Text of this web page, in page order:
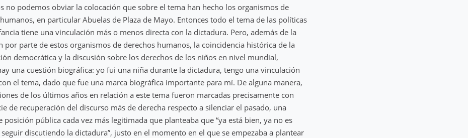
no podemos obviar la colocación que sobre el tema han hecho los organismos de
en particular Abuelas de Plaza de Mayo. Entonces todo el tema de las políticas
tiene una vinculación más o menos directa con la dictadura. Pero, además de la
por parte de estos organismos de derechos humanos, la coincidencia histórica de la
democrática y la discusión sobre los derechos de los niños en nivel mundial,
una cuestión biográfica: yo fui una niña durante la dictadura, tengo una vinculación
el tema, dado que fue una marca biográfica importante para mí. De alguna manera,
de los últimos años en relación a este tema fueron marcadas precisamente con
de recuperación del discurso más de derecha respecto a silenciar el pasado, una
posición pública cada vez más legitimada que planteaba que “ya está bien, ya no es
seguir discutiendo la dictadura”, justo en el momento en el que se empezaba a plantear